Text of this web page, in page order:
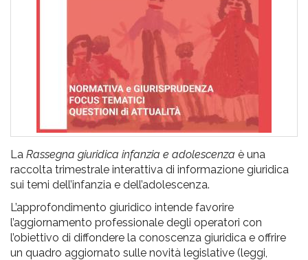
La Rassegna giuridica infanzia e adolescenza è una
raccolta trimestrale interattiva di informazione giuridica
sui temi dell’infanzia e dell’adolescenza.
L’approfondimento giuridico intende favorire
l’aggiornamento professionale degli operatori con
l’obiettivo di diffondere la conoscenza giuridica e offrire
un quadro aggiornato sulle novità legislative (leggi,